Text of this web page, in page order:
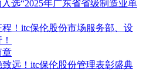
选“2025年广东省省级制造业单
！itc保伦股份市场服务部、设
章
远！itc保伦股份管理表彰盛典